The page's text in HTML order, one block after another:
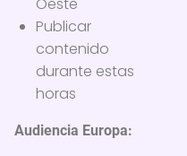
Oeste
Publicar
contenido
durante estas
horas
Audiencia Europa: